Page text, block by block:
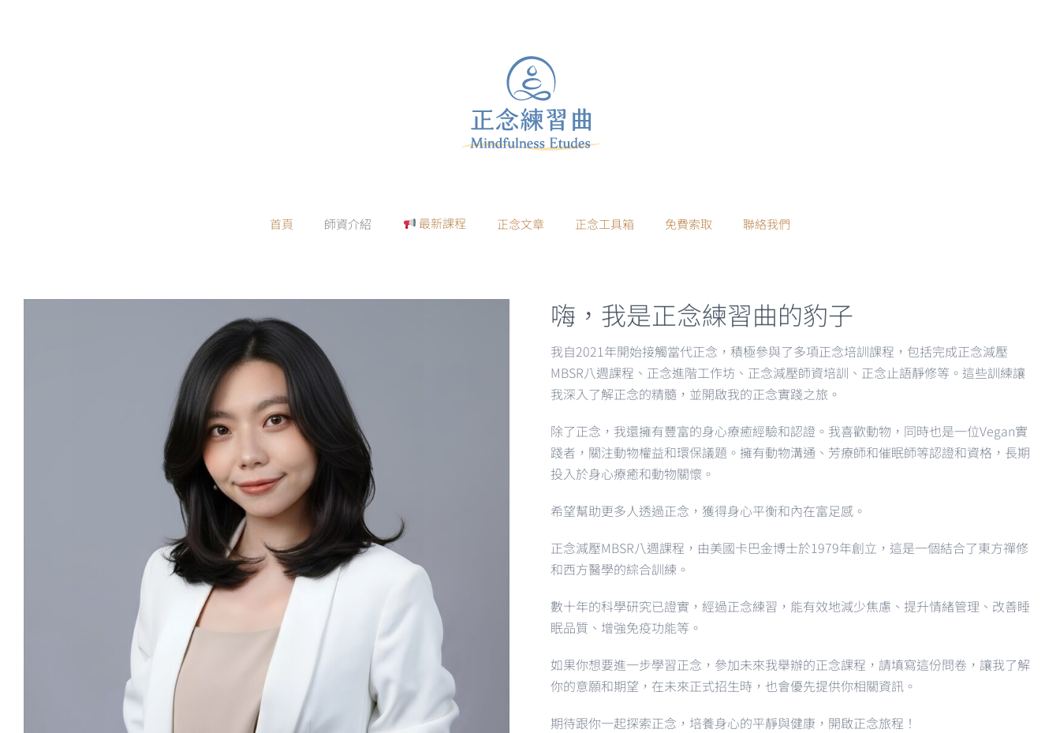
首頁 師資介紹 最新課程 正念文章 正念工具箱 免費索取 聯絡我們
嗨，我是正念練習曲的豹子
我自2021年開始接觸當代正念，積極參與了多項正念培訓課程，包括完成正念減壓
MBSR八週課程、正念進階工作坊、正念減壓師資培訓、正念止語靜修等。這些訓練讓
我深入了解正念的精髓，並開啟我的正念實踐之旅。
除了正念，我還擁有豐富的身心療癒經驗和認證。我喜歡動物，同時也是一位Vegan實
踐者，關注動物權益和環保議題。擁有動物溝通、芳療師和催眠師等認證和資格，長期
投入於身心療癒和動物關懷。
希望幫助更多人透過正念，獲得身心平衡和內在富足感。
正念減壓MBSR八週課程，由美國卡巴金博士於1979年創立，這是一個結合了東方禪修
和西方醫學的綜合訓練。
數十年的科學研究已證實，經過正念練習，能有效地減少焦慮、提升情緒管理、改善睡
眠品質、增強免疫功能等。
如果你想要進一步學習正念，參加未來我舉辦的正念課程，請填寫這份問卷，讓我了解
你的意願和期望，在未來正式招生時，也會優先提供你相關資訊。
期待跟你一起探索正念，培養身心的平靜與健康，開啟正念旅程！